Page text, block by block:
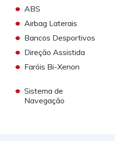
• ABS
• Airbag Laterais
• Bancos Desportivos
• Direção Assistida
• Faróis Bi-Xenon
• Sistema de
Navegação